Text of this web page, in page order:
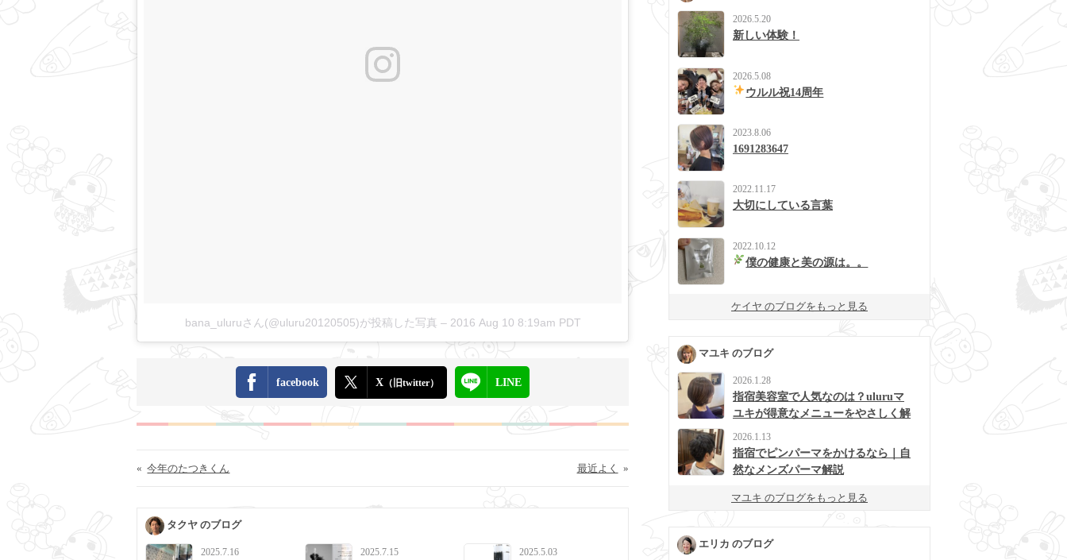
bana_uluruさん(@uluru20120505)が投稿した写真 – 2016 Aug 10 8:19am PDT
facebook X （旧twitter） LINE
« 今年のたつきくん »
最近よく
タクヤ のブログ
2025.7.16 2025.7.15 2025.5.03
2026.5.20
新しい体験！
2026.5.08
ウルル祝14周年
2023.8.06
1691283647
2022.11.17
大切にしている言葉
2022.10.12
僕の健康と美の源は。。
ケイヤ のブログをもっと見る
マユキ のブログ
2026.1.28
指宿美容室で人気なのは？uluruマ
ユキが得意なメニューをやさしく解
2026.1.13
指宿でピンパーマをかけるなら｜自
然なメンズパーマ解説
マユキ のブログをもっと見る
エリカ のブログ